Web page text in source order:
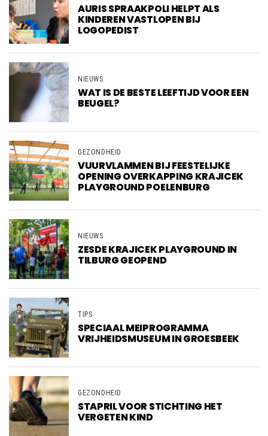
AURIS SPRAAKPOLI HELPT ALS
KINDEREN VASTLOPEN BIJ
LOGOPEDIST
NIEUWS
WAT IS DE BESTE LEEFTIJD VOOR EEN
BEUGEL?
GEZONDHEID
VUURVLAMMEN BIJ FEESTELIJKE
OPENING OVERKAPPING KRAJICEK
PLAYGROUND POELENBURG
NIEUWS
ZESDE KRAJICEK PLAYGROUND IN
TILBURG GEOPEND
TIPS
SPECIAAL MEIPROGRAMMA
VRIJHEIDSMUSEUM IN GROESBEEK
GEZONDHEID
STAPRIL VOOR STICHTING HET
VERGETEN KIND